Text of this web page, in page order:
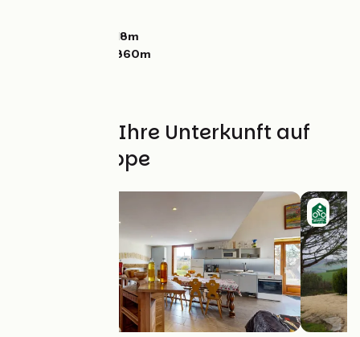
518m
860m
Finden Sie Ihre Unterkunft auf
dieser Etappe